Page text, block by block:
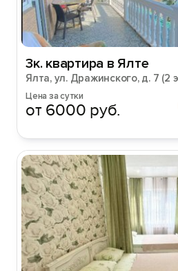
3к. квартира в Ялте
Ялта, ул. Дражинского, д. 7 (2
Цена за сутки
от 6000 руб.
Вход на
Войти или